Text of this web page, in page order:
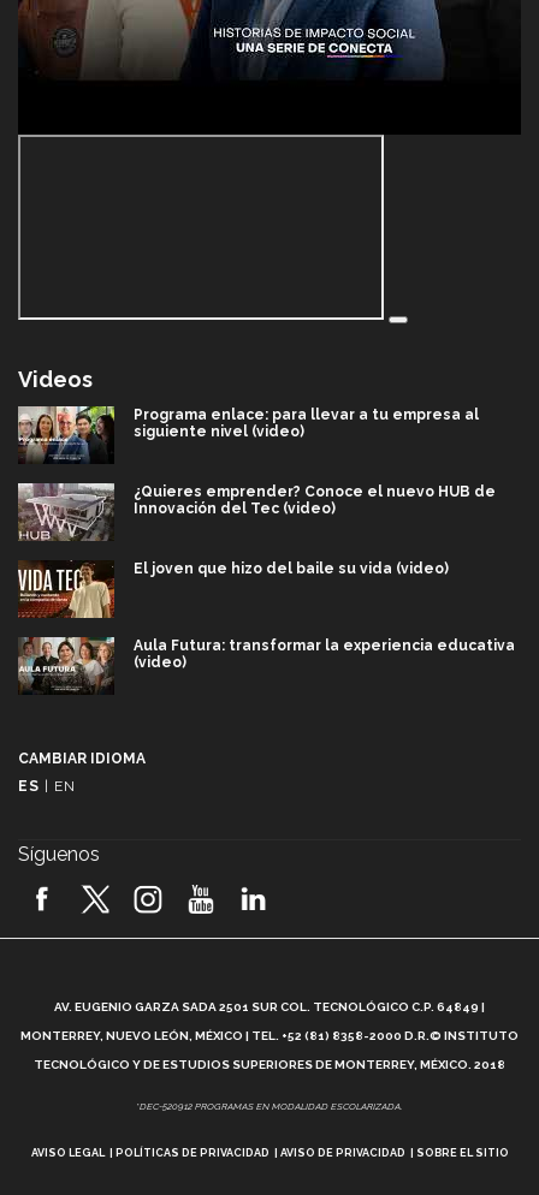
Videos
Programa enlace: para llevar a tu empresa al
siguiente nivel (video)
¿Quieres emprender? Conoce el nuevo HUB de
Innovación del Tec (video)
El joven que hizo del baile su vida (video)
Aula Futura: transformar la experiencia educativa
(video)
2026! (video)
¿Cómo es el Modelo Educativo Tec? (video)
Vida Tec: Feminismo e Inteligencia Artificial, Paola
CAMBIAR IDIOMA
ES
EN
Síguenos
AV. EUGENIO GARZA SADA 2501 SUR COL. TECNOLÓGICO C.P. 64849 |
MONTERREY, NUEVO LEÓN, MÉXICO | TEL. +52 (81) 8358-2000 D.R.© INSTITUTO
TECNOLÓGICO Y DE ESTUDIOS SUPERIORES DE MONTERREY, MÉXICO. 2018
*DEC-520912 PROGRAMAS EN MODALIDAD ESCOLARIZADA.
AVISO LEGAL POLÍTICAS DE PRIVACIDAD AVISO DE PRIVACIDAD SOBRE EL SITIO